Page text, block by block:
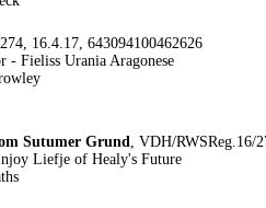
16.4.17, 643094100462626
- Fieliss Urania Aragonese
Sutumer Grund, VDH/RWSReg.16/
Liefje of Healy's Future